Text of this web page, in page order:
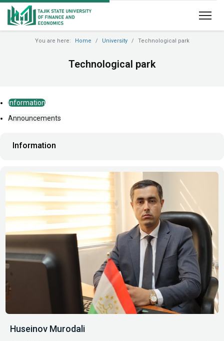
You are here: Home University Technological park
Technological park
Information
Announcements
Information
Huseinov Murodali